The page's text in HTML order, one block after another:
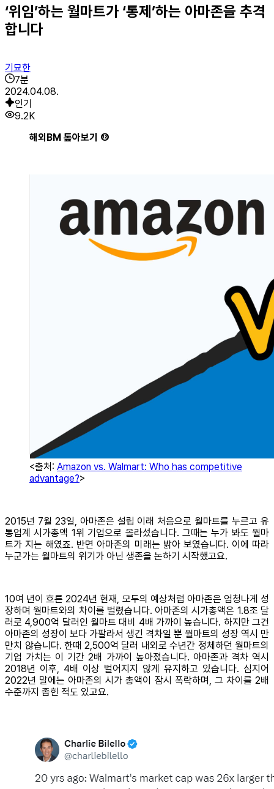
‘위임’하는 월마트가 ‘통제’하는 아마존을 추격
합니다
기묘한
7분
2024.04.08.
인기
9.2K
해외BM 톺아보기 ⑫
<출처: Amazon vs. Walmart: Who has competitive
advantage?>
2015년 7월 23일, 아마존은 설립 이래 처음으로 월마트를 누르고 유
통업계 시가총액 1위 기업으로 올라섰습니다. 그때는 누가 봐도 월마
트가 지는 해였죠. 반면 아마존의 미래는 밝아 보였습니다. 이에 따라
누군가는 월마트의 위기가 아닌 생존을 논하기 시작했고요.
10여 년이 흐른 2024년 현재, 모두의 예상처럼 아마존은 엄청나게 성
장하며 월마트와의 차이를 벌렸습니다. 아마존의 시가총액은 1.8조 달
러로 4,900억 달러인 월마트 대비 4배 가까이 높습니다. 하지만 그건
아마존의 성장이 보다 가팔라서 생긴 격차일 뿐 월마트의 성장 역시 만
만치 않습니다. 한때 2,500억 달러 내외로 수년간 정체하던 월마트의
기업 가치는 이 기간 2배 가까이 높아졌습니다. 아마존과 격차 역시
2018년 이후, 4배 이상 벌어지지 않게 유지하고 있습니다. 심지어
2022년 말에는 아마존의 시가 총액이 잠시 폭락하며, 그 차이를 2배
수준까지 좁힌 적도 있고요.